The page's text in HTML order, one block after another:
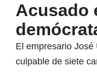
Acusado
El empresario
culpable de siete